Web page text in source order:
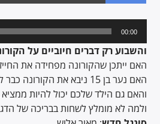
00:00
והשבוע רק דברים חיוביים על
האם ייתכן שהקורונה מפחידה את
האם נער בן 15 ניבא את הקורונה כבר לפני 5 שנים?
והאם גם הילד שלכם יכול להיות
ולמה לא מומלץ לשחות בבריכה של